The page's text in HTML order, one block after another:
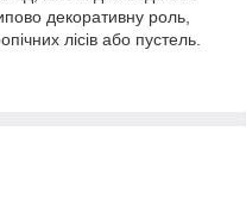
декоративну роль,
лісів або пустель.